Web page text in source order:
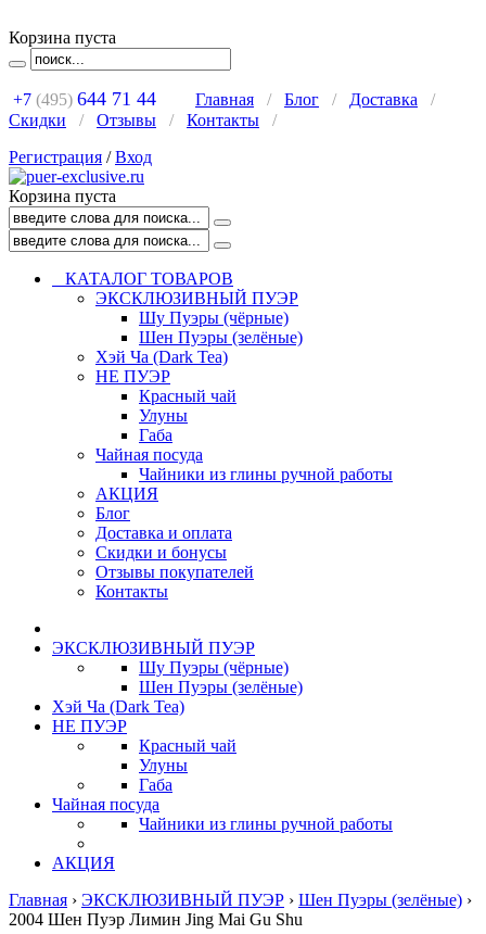
Корзина пуста
+7 (495) 644 71 44 Главная / Блог / Доставка
/
Скидки
/ Отзывы / Контакты
/
Регистрация /Вход
Корзина пуста
КАТАЛОГ ТОВАРОВ
ЭКСКЛЮЗИВНЫЙ ПУЭР
Шу Пуэры (чёрные)
Шен Пуэры (зелёные)
Хэй Ча (Dark Tea)
НЕ ПУЭР
Красный чай
Улуны
Габа
Чайная посуда
Чайники из глины ручной работы
АКЦИЯ
Блог
Доставка и оплата
Скидки и бонусы
Отзывы покупателей
Контакты
ЭКСКЛЮЗИВНЫЙ ПУЭР
Шу Пуэры (чёрные)
Шен Пуэры (зелёные)
Хэй Ча (Dark Tea)
НЕ ПУЭР
Красный чай
Улуны
Габа
Чайная посуда
Чайники из глины ручной работы
АКЦИЯ
Главная › ЭКСКЛЮЗИВНЫЙ ПУЭР › Шен Пуэры (зелёные) ›
2004 Шен Пуэр Лимин Jing Mai Gu Shu